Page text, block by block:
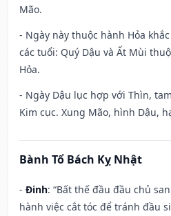
Mão.
- Ngày này thuộc hành Hỏa
các tuổi: Quý Dậu và Ất Mùi
Hỏa.
- Ngày Dậu lục hợp với Thìn,
Kim cục. Xung Mão, hình Dậu,
Bành Tổ Bách Kỵ Nhật
- Đinh: “Bất thế đầu đầu chủ
hành việc cắt tóc để tránh đầu